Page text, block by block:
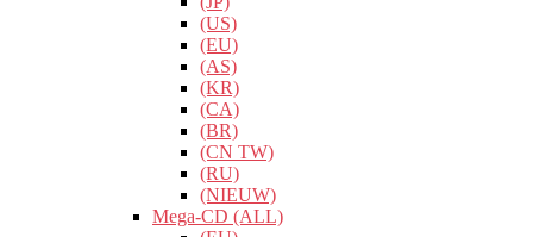
(US)
(EU)
(AS)
(KR)
(CA)
(BR)
(CN TW)
(RU)
(NIEUW)
Mega-CD (ALL)